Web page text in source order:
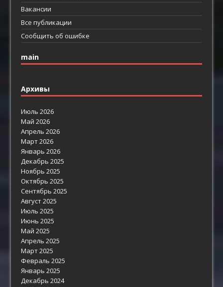
Вакансии
Все публикации
Сообщить об ошибке
main
Архивы
Июль 2026
Май 2026
Апрель 2026
Март 2026
Январь 2026
Декабрь 2025
Ноябрь 2025
Октябрь 2025
Сентябрь 2025
Август 2025
Июль 2025
Июнь 2025
Май 2025
Апрель 2025
Март 2025
Февраль 2025
Январь 2025
Декабрь 2024